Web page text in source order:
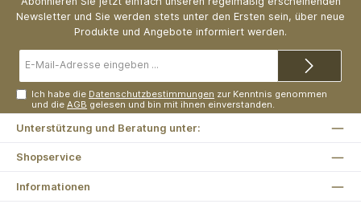
Newsletter und Sie werden stets unter den Ersten sein, über neue
Produkte und Angebote informiert werden.
Mail-
Ich habe die Datenschutzbestimmungen zur Kenntnis genommen
und dieAGB gelesen und bin mit ihnen einverstanden.
Unterstützung und Beratung unter:
Shopservice
Informationen